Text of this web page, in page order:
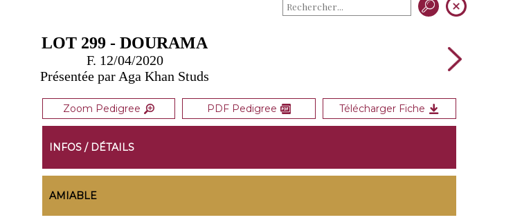
LOT 299 - DOURAMA
F. 12/04/2020
Présentée par Aga Khan Studs
Zoom Pedigree PDF Pedigree Télécharger Fiche
INFOS / DÉTAILS
AMIABLE